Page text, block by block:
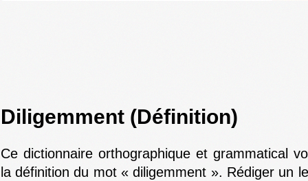
Diligemment (Définition)
Ce dictionnaire orthographique et grammatical
la définition du mot « diligemment ». Rédiger un